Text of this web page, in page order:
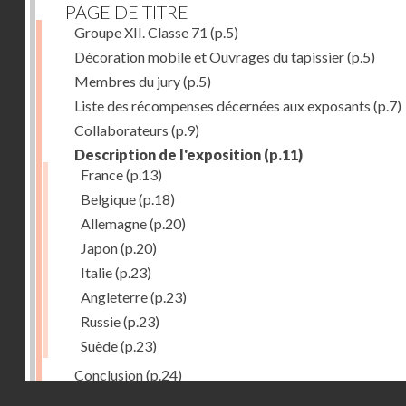
PAGE DE TITRE
Groupe XII. Classe 71 (p.5)
Décoration mobile et Ouvrages du tapissier(p.5)
Membres du jury(p.5)
Liste des récompenses décernées aux exposants (p.7)
Collaborateurs (p.9)
Description de l'exposition (p.11)
France(p.13)
Belgique(p.18)
Allemagne(p.20)
Japon(p.20)
Italie(p.23)
Angleterre(p.23)
Russie(p.23)
Suède(p.23)
Conclusion(p.24)